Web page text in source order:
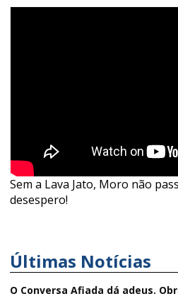
Sem a Lava Jato, Moro não
desespero!
Últimas Notícias
O Conversa Afiada dá adeus.